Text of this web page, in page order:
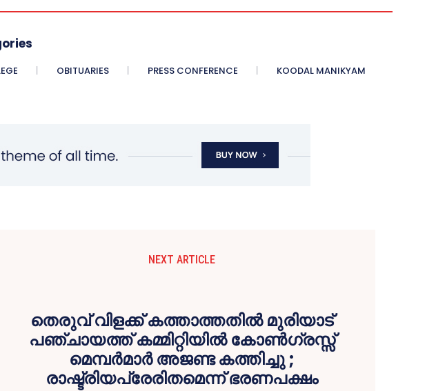
OBITUARIES PRESS CONFERENCE KOODAL MANIKYAM
NEXT ARTICLE
തെരുവ് വിളക്ക് കത്താത്തതില്‍ മുരിയാട്
പഞ്ചായത്ത് കമ്മിറ്റിയില്‍ കോണ്‍ഗ്രസ്സ്
മെമ്പര്‍മാര്‍ അജണ്ട കത്തിച്ചു ;
രാഷ്ട്രിയപ്രേരിതമെന്ന് ഭരണപക്ഷം